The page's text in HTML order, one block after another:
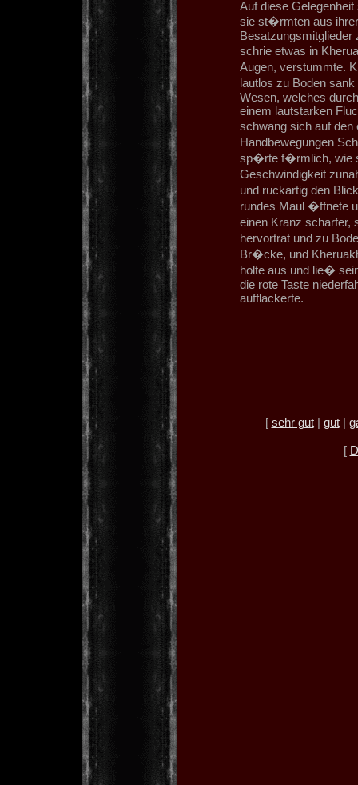
Auf diese
sie st�rmten aus
Besatzungsmitglieder
schrie etwas in
Augen, verstummte.
lautlos zu Boden
Wesen, welches
einem lautstarken
schwang sich auf
Handbewegungen
sp�rte f�rmlich, wie
Geschwindigkeit
und ruckartig den
rundes Maul �ffnete
einen Kranz scharfer,
hervortrat und zu
Br�cke, und
holte aus und lie�
die rote Taste
aufflackerte.
[ sehr gut| gut|
[